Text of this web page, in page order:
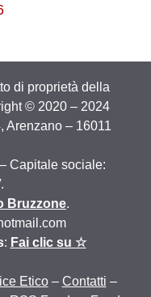
di proprietà della
© 2020 – 2024
Arenzano – 16011
Capitale sociale:
Bruzzone.
: Fai clic su ☆
Etico– Contatti –